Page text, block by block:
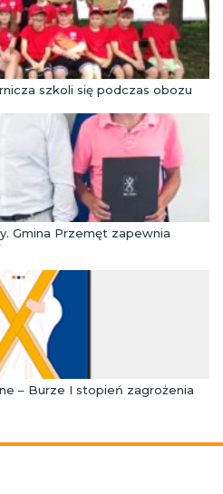
szkoli się podczas obozu
Gmina Przemęt zapewnia
– Burze I stopień zagrożenia